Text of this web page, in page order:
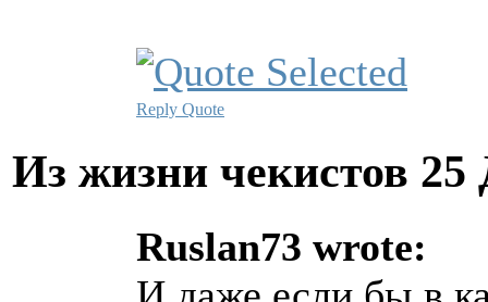
Reply Quote
Из жизни чекистов 25
Ruslan73 wrote: